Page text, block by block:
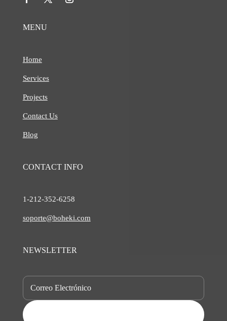
MENU
Home
Services
Projects
Contact Us
Blog
CONTACT INFO
1-212-352-6258
soporte@boheki.com
NEWSLETTER